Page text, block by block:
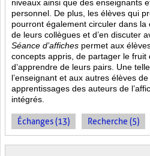
niveaux ainsi que des enseignants
personnel. De plus, les élèves qui
pourront également circuler dans
de leurs collègues et d’en discuter
Séance d’affiches permet aux
concepts appris, de partager le fruit
d’apprendre de leurs pairs. Une
l’enseignant et aux autres élèves
apprentissages des auteurs de
intégrés.
Échanges (13) Recherche (5)